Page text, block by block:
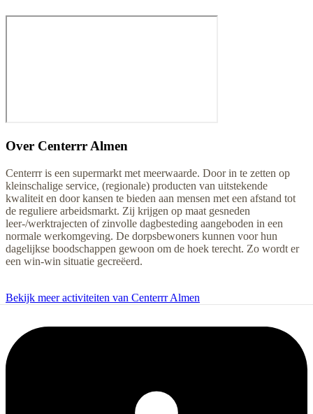
Over Centerrr Almen
Centerrr is een supermarkt met meerwaarde. Door in te zetten op
kleinschalige service, (regionale) producten van uitstekende
kwaliteit en door kansen te bieden aan mensen met een afstand tot
de reguliere arbeidsmarkt. Zij krijgen op maat gesneden
leer-/werktrajecten of zinvolle dagbesteding aangeboden in een
normale werkomgeving. De dorpsbewoners kunnen voor hun
dagelijkse boodschappen gewoon om de hoek terecht. Zo wordt er
een win-win situatie gecreëerd.
Bekijk meer activiteiten van Centerrr Almen